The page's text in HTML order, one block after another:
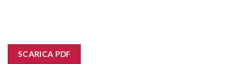
SCARICA PDF